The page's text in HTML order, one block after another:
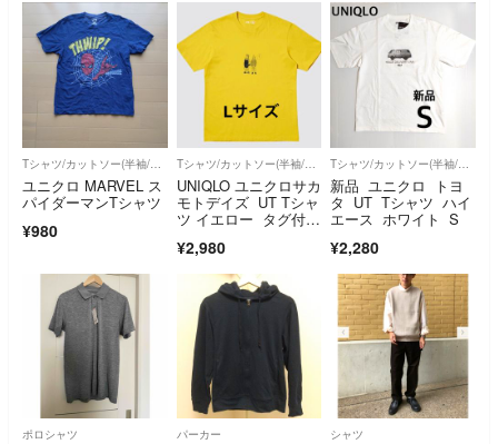
Tシャツ/カットソー(半袖/袖なし)
ユニクロ MARVEL ス
パイダーマンTシャツ
¥980
Tシャツ/カットソー(半袖/袖なし)
UNIQLO ユニクロサカ
モトデイズ UT Tシャ
ツ イエロー タグ付
¥2,980
Tシャツ/カットソー(半袖/袖なし)
新品 ユニクロ トヨ
タ UT Tシャツ ハイ
エース ホワイト S
¥2,280
ポロシャツ パーカー シャツ